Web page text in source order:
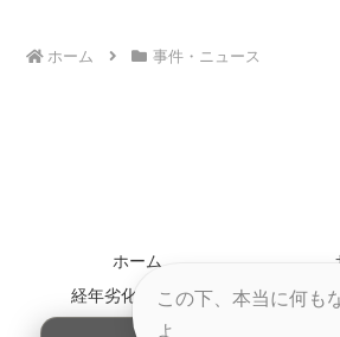
ホーム 事件・ニュース
ホーム
経年劣化についてこの下、本当に何も
よ